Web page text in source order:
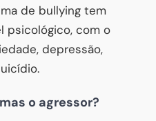
de bullying tem
psicológico, com o
depressão,
o agressor?